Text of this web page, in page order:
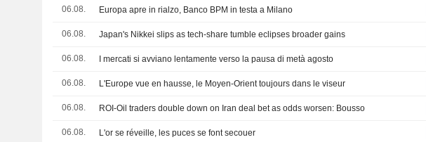
06.08. Europa apre in rialzo, Banco BPM in testa a Milano
06.08. Japan's Nikkei slips as tech-share tumble eclipses broader gains
06.08. I mercati si avviano lentamente verso la pausa di metà agosto
06.08. L'Europe vue en hausse, le Moyen-Orient toujours dans le viseur
06.08. ROI-Oil traders double down on Iran deal bet as odds worsen: Bousso
06.08. L'or se réveille, les puces se font secouer